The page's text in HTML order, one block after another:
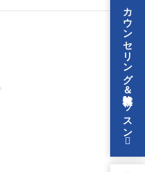
カウンセリング＆無料体験レッスン